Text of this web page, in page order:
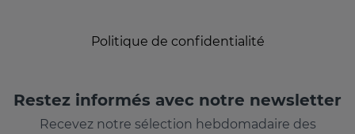
Politique de confidentialité
Restez informés avec notre newsletter
Recevez notre sélection hebdomadaire des